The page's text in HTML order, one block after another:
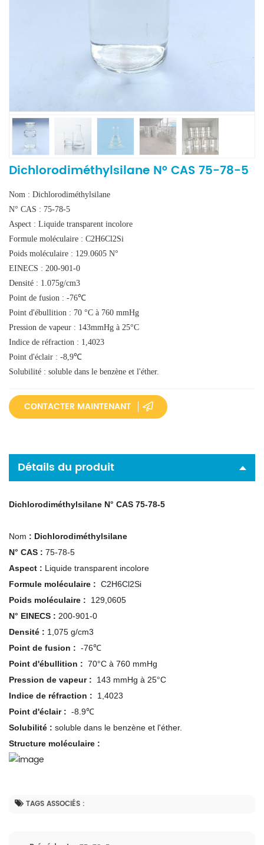
Dichlorodiméthylsilane N° CAS 75-78-5
Nom : Dichlorodiméthylsilane
N° CAS : 75-78-5
Aspect : Liquide transparent incolore
Formule moléculaire : C2H6Cl2Si
Poids moléculaire : 129.0605 N°
EINECS : 200-901-0
Densité : 1.075g/cm3
Point de fusion : -76℃
Point d'ébullition : 70 °C à 760 mmHg
Pression de vapeur : 143mmHg à 25°C
Indice de réfraction : 1,4023
Point d'éclair : -8,9℃
Solubilité : soluble dans le benzène et l'éther.
CONTACTER MAINTENANT
Détails du produit
Dichlorodiméthylsilane N° CAS 75-78-5
Nom : Dichlorodiméthylsilane
N° CAS : 75-78-5
Aspect : Liquide transparent incolore
Formule moléculaire : C2H6Cl2Si
Poids moléculaire :
129,0605
N° EINECS : 200-901-0
Densité : 1,075 g/cm3
Point de fusion : -76℃
Point d'ébullition : 70°C à 760 mmHg
Pression de vapeur :
143 mmHg à 25°C
Indice de réfraction :
1,4023
Point d'éclair : -8.9℃
Solubilité : soluble dans le benzène et l'éther.
Structure moléculaire :
TAGS ASSOCIÉS :